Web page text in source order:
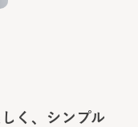
く、シンプル